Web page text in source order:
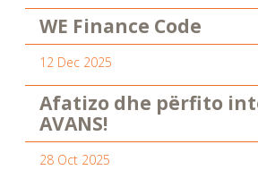
WE Finance Code
12 Dec 2025
Afatizo dhe përfito
AVANS!
28 Oct 2025